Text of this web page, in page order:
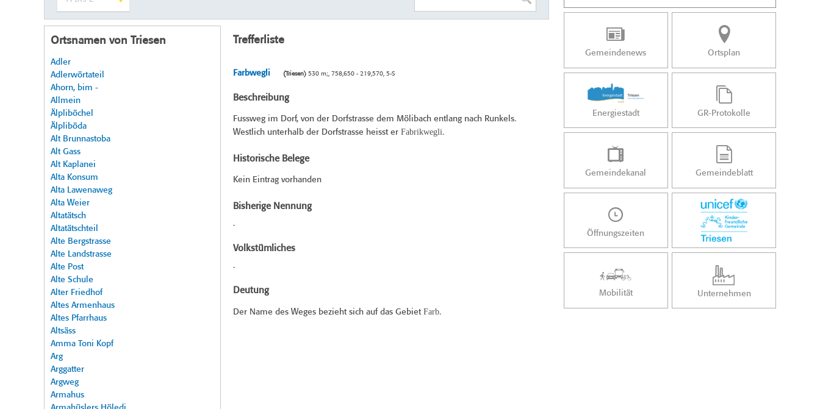
Ortsnamen von Triesen
Adler
Adlerwörtateil
Ahorn, bim -
Allmein
Älpliböchel
Älpliböda
Alt Brunnastoba
Alt Gass
Alt Kaplanei
Alta Konsum
Alta Lawenaweg
Alta Weier
Altatätsch
Altatätschteil
Alte Bergstrasse
Alte Landstrasse
Alte Post
Alte Schule
Alter Friedhof
Altes Armenhaus
Altes Pfarrhaus
Altsäss
Amma Toni Kopf
Arg
Arggatter
Argweg
Armahus
Trefferliste
Farbwegli (Triesen)530 m;, 758,650 - 219,570, 5-S
Beschreibung
Fussweg im Dorf, von der Dorfstrasse dem Mölibach entlang nach Runkels.
Westlich unterhalb der Dorfstrasse heisst er Fabrikwegli.
Historische Belege
Kein Eintrag vorhanden
Bisherige Nennung
-
Volkstümliches
-
Deutung
Der Name des Weges bezieht sich auf das Gebiet Farb.
Gemeindenews Ortsplan
Energiestadt GR-Protokolle
Gemeindekanal Gemeindeblatt
Öffnungszeiten
Mobilität Unternehmen